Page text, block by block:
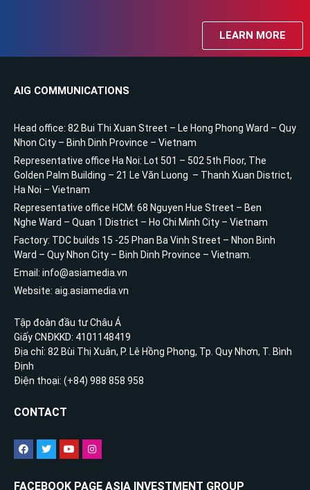
LEARN MORE
AIG COMMUNICATIONS
Head office: 82 Bui Thi Xuan Street – Le Hong Phong Ward – Quy
Nhon City – Binh Dinh Province – Vietnam
Representative office Ha Noi: Lot 501 – 502 5th Floor, The
Golden Palm Building – 21 Le Văn Luong – Thanh Xuan District,
Ha Noi – Vietnam
Representative office HCM: 68 Nguyen Hue Street – Ben
Nghe Ward – Quan 1 District – Ho Chi Minh City – Vietnam
Factory: TDC builds 15 -25 Phan Ba Vinh Street – Nhon Binh
Ward – Quy Nhon City – Binh Dinh Province – Vietnam.
Email: info@asiamedia.vn
Website: aig.asiamedia.vn
Tập đoàn đầu tư Châu Á
Giấy CNĐKKD: 4101148419
Địa chỉ: 82 Bùi Thị Xuân, P. Lê Hồng Phong, Tp. Quy Nhơn, T. Bình
Định
Điện thoại: (+84) 988 858 958
CONTACT
FACEBOOK PAGE ASIA INVESTMENT GROUP